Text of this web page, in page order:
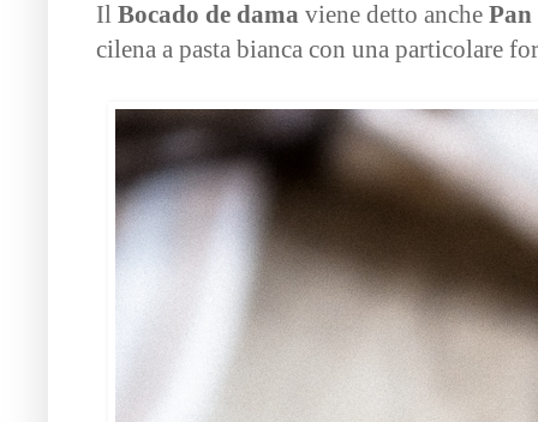
Il Bocado de dama viene detto anche Pan
cilena a pasta bianca con una particolare